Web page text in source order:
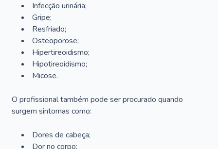
Infecção urinária;
Gripe;
Resfriado;
Osteoporose;
Hipertireoidismo;
Hipotireoidismo;
Micose.
O profissional também pode ser procurado quando
surgem sintomas como:
Dores de cabeça;
Dor no corpo;